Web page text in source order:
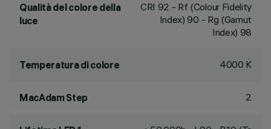
Qualità del colore della
luce
CRI 92 - Rf (Colour Fidelity
Index) 90 - Rg (Gamut
Index) 98
Temperatura di colore 4000 K
MacAdam Step 2